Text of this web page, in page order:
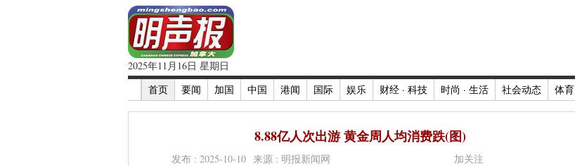
2025年11月16日 星期日
首页
要闻 加国 中国 港闻 国际 娱乐 财经 · 科技 时尚 · 生活 社会动态 体育
8.88亿人次出游 黄金周人均消费跌(图)
发布 : 2025-10-10 来源 : 明报新闻网 加关注